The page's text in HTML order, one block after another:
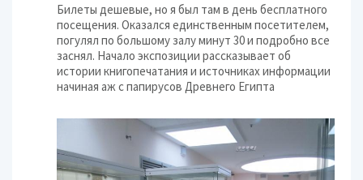
Билеты дешевые, но я был там в день бесплатного
посещения. Оказался единственным посетителем,
погулял по большому залу минут 30 и подробно все
заснял. Начало экспозиции рассказывает об
истории книгопечатания и источниках информации
начиная аж с папирусов Древнего Египта